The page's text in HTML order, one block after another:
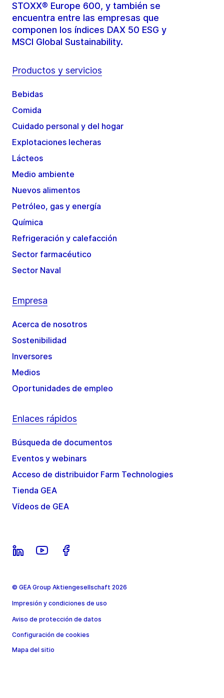
STOXX® Europe 600, y también se
encuentra entre las empresas que
componen los índices DAX 50 ESG y
MSCI Global Sustainability.
Productos y servicios
Bebidas
Comida
Cuidado personal y del hogar
Explotaciones lecheras
Lácteos
Medio ambiente
Nuevos alimentos
Petróleo, gas y energía
Química
Refrigeración y calefacción
Sector farmacéutico
Sector Naval
Empresa
Acerca de nosotros
Sostenibilidad
Inversores
Medios
Oportunidades de empleo
Enlaces rápidos
Búsqueda de documentos
Eventos y webinars
Acceso de distribuidor Farm Technologies
Tienda GEA
Vídeos de GEA
© GEA Group Aktiengesellschaft 2026
Impresión y condiciones de uso
Aviso de protección de datos
Configuración de cookies
Mapa del sitio